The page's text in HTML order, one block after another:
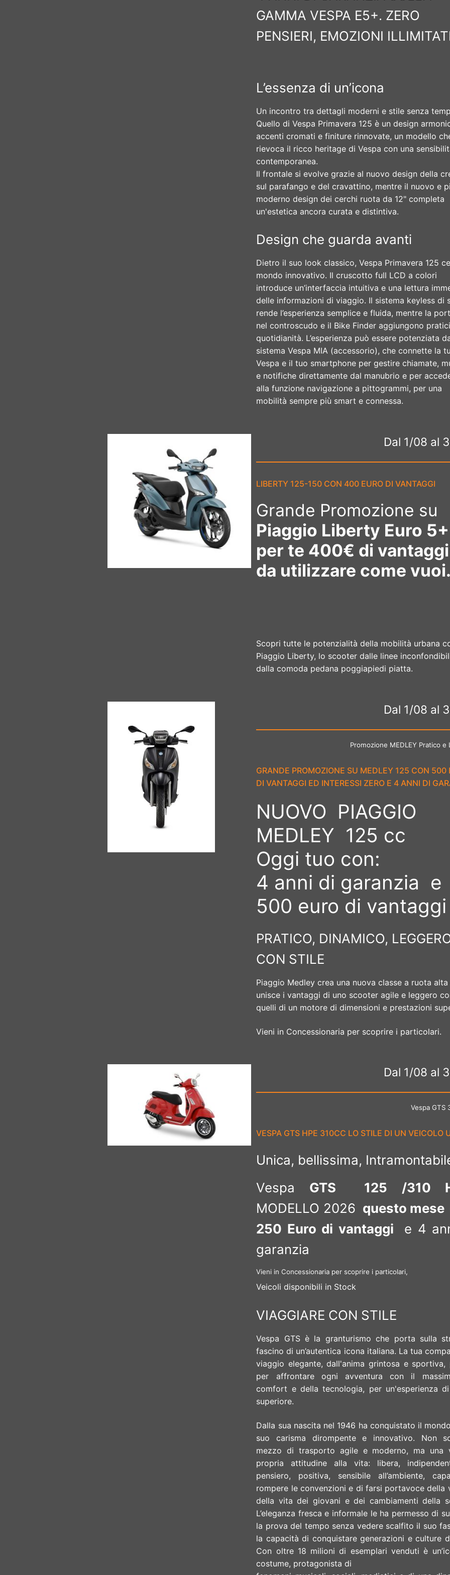
GAMMA VESPA E5+. ZERO
PENSIERI, EMOZIONI
L’essenza di un’icona
Un incontro tra dettagli moderni e stile senza
Quello di Vespa Primavera 125 è un design
accenti cromati e finiture rinnovate, un modello
rievoca il ricco heritage di Vespa con una
contemporanea.
Il frontale si evolve grazie al nuovo design della
sul parafango e del cravattino, mentre il nuovo e
moderno design dei cerchi ruota da 12" completa
un'estetica ancora curata e distintiva.
Design che guarda avanti
Dietro il suo look classico, Vespa Primavera 125
mondo innovativo. Il cruscotto full LCD a colori
introduce un’interfaccia intuitiva e una lettura
delle informazioni di viaggio. Il sistema keyless di
rende l’esperienza semplice e fluida, mentre la
nel controscudo e il Bike Finder aggiungono
quotidianità. L’esperienza può essere potenziata
sistema Vespa MIA (accessorio), che connette la
Vespa e il tuo smartphone per gestire chiamate,
e notifiche direttamente dal manubrio e per
alla funzione navigazione a pittogrammi, per una
mobilità sempre più smart e connessa.
Dal 1/08 al
LIBERTY 125-150 CON 400 EURO DI VANTAGGI
Grande Promozione su
Piaggio Liberty Euro 5+
per te 400€ di
da utilizzare come vuoi.
Scopri tutte le potenzialità della mobilità urbana
Piaggio Liberty, lo scooter dalle linee
dalla comoda pedana poggiapiedi piatta.
Dal 1/08 al
Promozione MEDLEY Pratico e
GRANDE PROMOZIONE SU MEDLEY 125 CON 500
DI VANTAGGI ED INTERESSI ZERO E 4 ANNI DI
NUOVO PIAGGIO
MEDLEY 125 cc
Oggi tuo con:
4 anni di garanzia e
500 euro di vantaggi
PRATICO, DINAMICO,
CON STILE
Piaggio Medley crea una nuova classe a ruota alta
unisce i vantaggi di uno scooter agile e leggero
quelli di un motore di dimensioni e prestazioni
Vieni in Concessionaria per scoprire i particolari.
Dal 1/08 al
Vespa GTS
VESPA GTS HPE 310CC LO STILE DI UN VEICOLO
Unica, bellissima,
Vespa GTS 125 /310
MODELLO 2026 questo mese
250 Euro di vantaggi
e 4
garanzia
Vieni in Concessionaria per scoprire i particolari,
Veicoli disponibili in Stock
VIAGGIARE CON STILE
Vespa GTS è la granturismo che porta sulla
fascino di un’autentica icona italiana. La tua
viaggio elegante, dall'anima grintosa e sportiva,
per affrontare ogni avventura con il
comfort e della tecnologia, per un'esperienza
superiore.
Dalla sua nascita nel 1946 ha conquistato il
suo carisma dirompente e innovativo. Non
mezzo di trasporto agile e moderno, ma una
propria attitudine alla vita: libera,
pensiero, positiva, sensibile all’ambiente,
rompere le convenzioni e di farsi portavoce della
della vita dei giovani e dei cambiamenti della
L’eleganza fresca e informale le ha permesso di
la prova del tempo senza vedere scalfito il suo
la capacità di conquistare generazioni e culture
Con oltre 18 milioni di esemplari venduti è
costume, protagonista di